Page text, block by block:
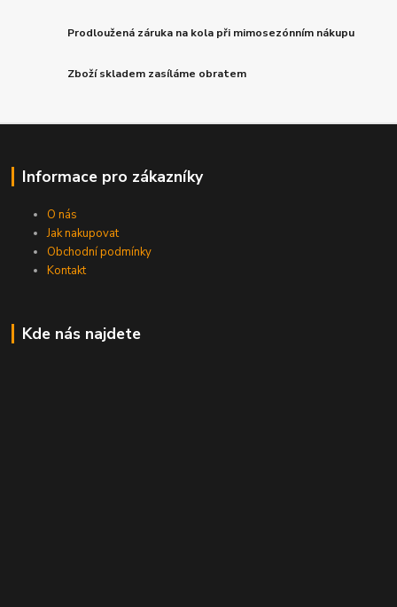
Prodloužená záruka na kola při mimosezónním nákupu
Zboží skladem zasíláme obratem
Informace pro zákazníky
O nás
Jak nakupovat
Obchodní podmínky
Kontakt
Kde nás najdete